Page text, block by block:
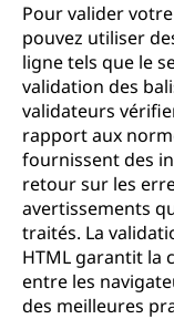
Pour valider
pouvez utiliser
ligne tels que le
validation des
validateurs
rapport aux
fournissent des
retour sur les
avertissements
traités. La
HTML garantit la
entre les
des meilleures